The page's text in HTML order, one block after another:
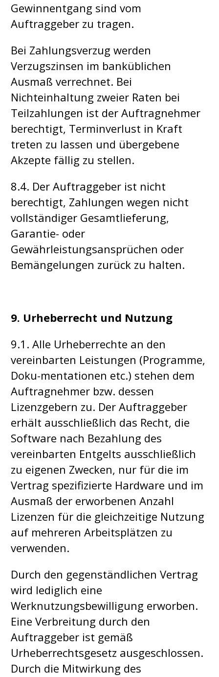
Gewinnentgang sind vom
Auftraggeber zu tragen.
Bei Zahlungsverzug werden
Verzugszinsen im banküblichen
Ausmaß verrechnet. Bei
Nichteinhaltung zweier Raten bei
Teilzahlungen ist der Auftragnehmer
berechtigt, Terminverlust in Kraft
treten zu lassen und übergebene
Akzepte fällig zu stellen.
8.4. Der Auftraggeber ist nicht
berechtigt, Zahlungen wegen nicht
vollständiger Gesamtlieferung,
Garantie- oder
Gewährleistungsansprüchen oder
Bemängelungen zurück zu halten.
9. Urheberrecht und Nutzung
9.1. Alle Urheberrechte an den
vereinbarten Leistungen (Programme,
Doku-mentationen etc.) stehen dem
Auftragnehmer bzw. dessen
Lizenzgebern zu. Der Auftraggeber
erhält ausschließlich das Recht, die
Software nach Bezahlung des
vereinbarten Entgelts ausschließlich
zu eigenen Zwecken, nur für die im
Vertrag spezifizierte Hardware und im
Ausmaß der erworbenen Anzahl
Lizenzen für die gleichzeitige Nutzung
auf mehreren Arbeitsplätzen zu
verwenden.
Durch den gegenständlichen Vertrag
wird lediglich eine
Werknutzungsbewilligung erworben.
Eine Verbreitung durch den
Auftraggeber ist gemäß
Urheberrechtsgesetz ausgeschlossen.
Durch die Mitwirkung des